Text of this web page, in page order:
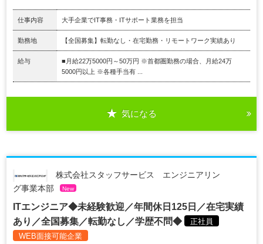
仕事内容 大手企業でIT事務・ITサポート業務を担当
勤務地 【全国募集】転勤なし・在宅勤務・リモートワーク実績あり
給与
■月給22万5000円～50万円 ※首都圏勤務の場合、月給24万
5000円以上 ※各種手当有 ...
気になる
株式会社スタッフサービス エンジニアリン
グ事業本部
New
ITエンジニア◆未経験歓迎／年間休日125日／在宅実績
あり／全国募集／転勤なし／学歴不問◆
正社員
WEB面接可能企業